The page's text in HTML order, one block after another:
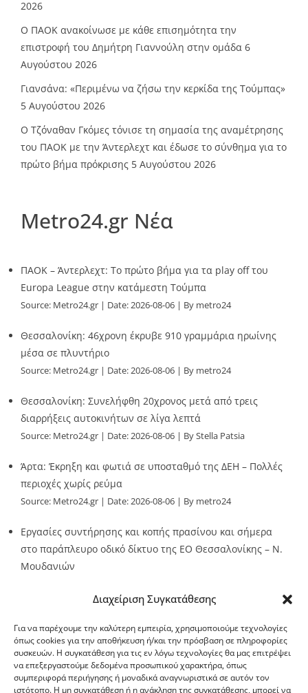
Διαχείριση Συγκατάθεσης
Για να παρέχουμε την καλύτερη εμπειρία, χρησιμοποιούμε τεχνολογίες
όπως cookies για την αποθήκευση ή/και την πρόσβαση σε πληροφορίες
συσκευών. Η συγκατάθεση για τις εν λόγω τεχνολογίες θα μας επιτρέψει
να επεξεργαστούμε δεδομένα προσωπικού χαρακτήρα, όπως
συμπεριφορά περιήγησης ή μοναδικά αναγνωριστικά σε αυτόν τον
ιστότοπο. Η μη συγκατάθεση ή η ανάκληση της συγκατάθεσης, μπορεί να
2026
Ο ΠΑΟΚ ανακοίνωσε με κάθε επισημότητα την
επιστροφή του Δημήτρη Γιαννούλη στην ομάδα 6
Αυγούστου 2026
Γιανσάνα: «Περιμένω να ζήσω την κερκίδα της Τούμπας»
5 Αυγούστου 2026
Ο Τζόναθαν Γκόμες τόνισε τη σημασία της αναμέτρησης
του ΠΑΟΚ με την Άντερλεχτ και έδωσε το σύνθημα για το
πρώτο βήμα πρόκρισης 5 Αυγούστου 2026
Metro24.gr Νέα
ΠΑΟΚ – Άντερλεχτ: Το πρώτο βήμα για τα play off του
Europa League στην κατάμεστη Τούμπα
Source: Metro24.gr Date: 2026-08-06 By metro24
Θεσσαλονίκη: 46χρονη έκρυβε 910 γραμμάρια ηρωίνης
μέσα σε πλυντήριο
Source: Metro24.gr Date: 2026-08-06 By metro24
Θεσσαλονίκη: Συνελήφθη 20χρονος μετά από τρεις
διαρρήξεις αυτοκινήτων σε λίγα λεπτά
Source: Metro24.gr Date: 2026-08-06 By Stella Patsia
Άρτα: Έκρηξη και φωτιά σε υποσταθμό της ΔΕΗ – Πολλές
περιοχές χωρίς ρεύμα
Source: Metro24.gr Date: 2026-08-06 By metro24
Εργασίες συντήρησης και κοπής πρασίνου και σήμερα
στο παράπλευρο οδικό δίκτυο της ΕΟ Θεσσαλονίκης – Ν.
Μουδανιών
G-point.gr